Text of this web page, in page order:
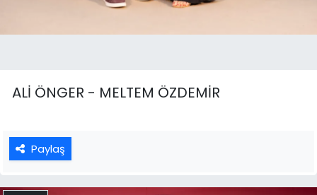
ALİ ÖNGER - MELTEM ÖZDEMİR
Paylaş